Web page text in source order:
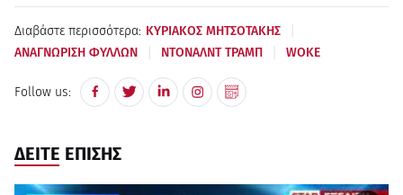
Διαβάστε περισσότερα: ΚΥΡΙΑΚΟΣ ΜΗΤΣΟΤΑΚΗΣ
ΑΝΑΓΝΩΡΙΣΗ ΦΥΛΛΩΝ ΝΤΟΝΑΛΝΤ ΤΡΑΜΠ WOKE
Follow us:
ΔΕΙΤΕ ΕΠΙΣΗΣ